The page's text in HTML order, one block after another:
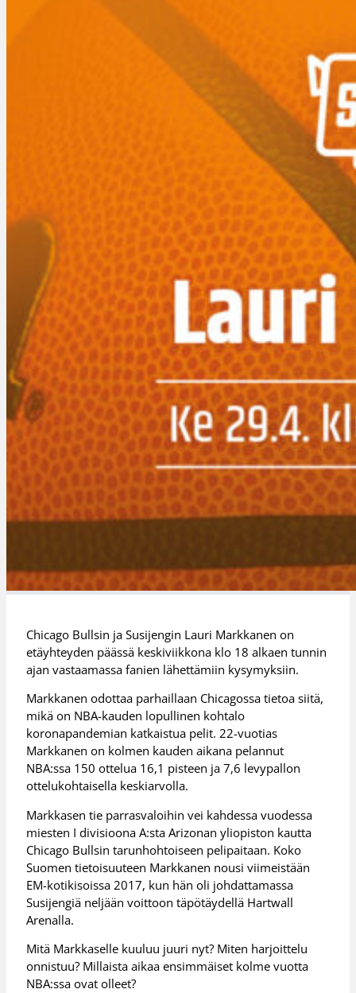
Chicago Bullsin ja Susijengin Lauri Markkanen on
etäyhteyden päässä keskiviikkona klo 18 alkaen tunnin
ajan vastaamassa fanien lähettämiin kysymyksiin.
Markkanen odottaa parhaillaan Chicagossa tietoa siitä,
mikä on NBA-kauden lopullinen kohtalo
koronapandemian katkaistua pelit. 22-vuotias
Markkanen on kolmen kauden aikana pelannut
NBA:ssa 150 ottelua 16,1 pisteen ja 7,6 levypallon
ottelukohtaisella keskiarvolla.
Markkasen tie parrasvaloihin vei kahdessa vuodessa
miesten I divisioona A:sta Arizonan yliopiston kautta
Chicago Bullsin tarunhohtoiseen pelipaitaan. Koko
Suomen tietoisuuteen Markkanen nousi viimeistään
EM-kotikisoissa 2017, kun hän oli johdattamassa
Susijengiä neljään voittoon täpötäydellä Hartwall
Arenalla.
Mitä Markkaselle kuuluu juuri nyt? Miten harjoittelu
onnistuu? Millaista aikaa ensimmäiset kolme vuotta
NBA:ssa ovat olleet?